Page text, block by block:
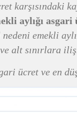
karşısındaki
aylığı asgari
emekli
ve alt sınırlara
ücret ve en